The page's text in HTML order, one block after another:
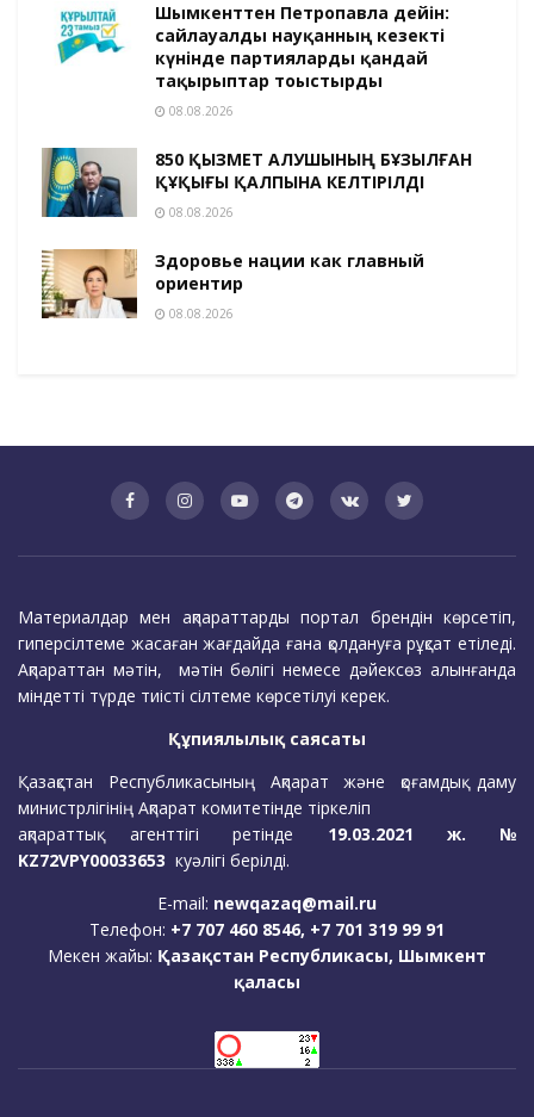
Шымкенттен Петропавлға дейін:
сайлауалды науқанның кезекті
күнінде партияларды қандай
тақырыптар тоғыстырды
08.08.2026
850 ҚЫЗМЕТ АЛУШЫНЫҢ БҰЗЫЛҒАН
ҚҰҚЫҒЫ ҚАЛПЫНА КЕЛТІРІЛДІ
08.08.2026
Здоровье нации как главный
ориентир
08.08.2026
Материалдар мен ақпараттарды портал брендін көрсетіп,
гиперсілтеме жасаған жағдайда ғана қолдануға рұқсат етіледі.
Ақпараттан мәтін, мәтін бөлігі немесе дәйексөз алынғанда
міндетті түрде тиісті сілтеме көрсетілуі керек.
Құпиялылық саясаты
Қазақстан Республикасының Ақпарат және қоғамдық даму
министрлігінің Ақпарат комитетінде тіркеліп
ақпараттық агенттігі ретінде 19.03.2021 ж. №
KZ72VPY00033653 куәлігі берілді.
E-mail: newqazaq@mail.ru
Телефон: +7 707 460 8546, +7 701 319 99 91
Мекен жайы: Қазақстан Республикасы, Шымкент
қаласы